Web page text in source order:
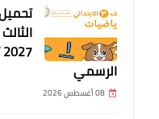
الرسمي
08 أغسطس 2026